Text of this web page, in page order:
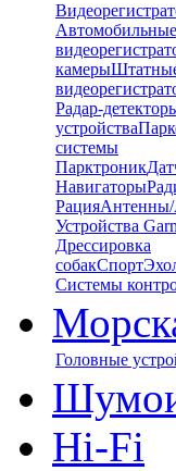
Автомобильные
камеры
Радар-
устройства
системы
Парктроник
Навигаторы
РацияАнтенны/
Устройства
Дрессировка
собакСпорт
Системы
Головные
Hi-Fi